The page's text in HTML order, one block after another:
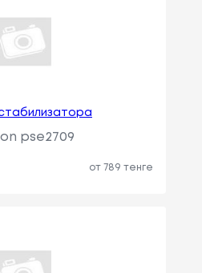
pse2709
от 789 тенге